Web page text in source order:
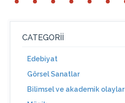
CATEGORII
Edebiyat
Görsel Sanatlar
Bilimsel ve akademik olaylar